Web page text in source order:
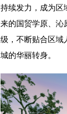
持续发力，成为区
来的国贸学原、沁
级，不断贴合区域
城的华丽转身。